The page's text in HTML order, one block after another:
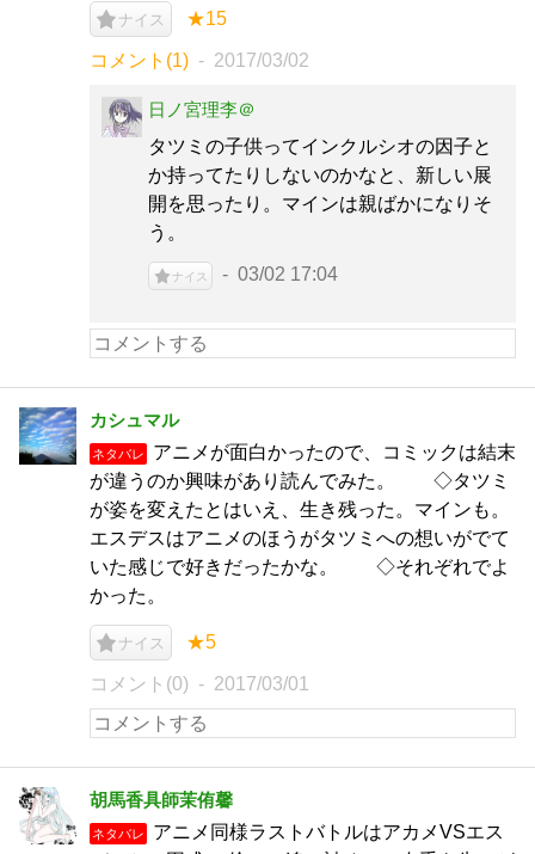
ナイス ★15
コメント(1) 2017/03/02
日ノ宮理李＠
タツミの子供ってインクルシオの因子と
か持ってたりしないのかなと、新しい展
開を思ったり。マインは親ばかになりそ
う。
ナイス 03/02 17:04
カシュマル
ネタバレ
アニメが面白かったので、コミックは結末
が違うのか興味があり読んでみた。 ◇タツミ
が姿を変えたとはいえ、生き残った。マインも。
エスデスはアニメのほうがタツミへの想いがでて
いた感じで好きだったかな。 ◇それぞれでよ
かった。
ナイス ★5
コメント(0) 2017/03/01
胡馬香具師茉侑馨
ネタバレ
アニメ同様ラストバトルはアカメVSエス